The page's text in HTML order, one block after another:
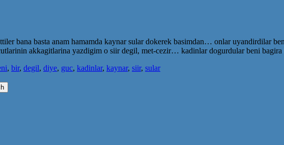
bana basta anam hamamda kaynar sular dokerek basimdan… onlar
akkagitlarina yazdigim o siir degil, met-cezir… kadinlar dogurdular beni
, bir, degil, diye, guc, kadinlar, kaynar, siir, sular